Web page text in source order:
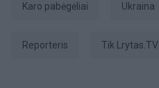
karo pabėgėliai Ukraina
Reporteris tik Lrytas.TV